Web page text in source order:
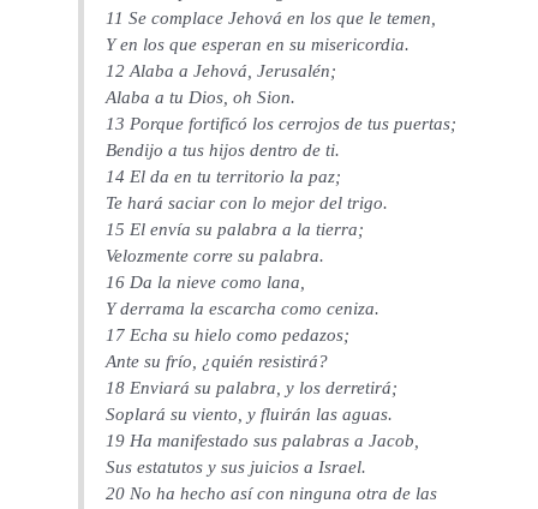
11 Se complace Jehová en los que le temen,
Y en los que esperan en su misericordia.
12 Alaba a Jehová, Jerusalén;
Alaba a tu Dios, oh Sion.
13 Porque fortificó los cerrojos de tus puertas;
Bendijo a tus hijos dentro de ti.
14 El da en tu territorio la paz;
Te hará saciar con lo mejor del trigo.
15 El envía su palabra a la tierra;
Velozmente corre su palabra.
16 Da la nieve como lana,
Y derrama la escarcha como ceniza.
17 Echa su hielo como pedazos;
Ante su frío, ¿quién resistirá?
18 Enviará su palabra, y los derretirá;
Soplará su viento, y fluirán las aguas.
19 Ha manifestado sus palabras a Jacob,
Sus estatutos y sus juicios a Israel.
20 No ha hecho así con ninguna otra de las